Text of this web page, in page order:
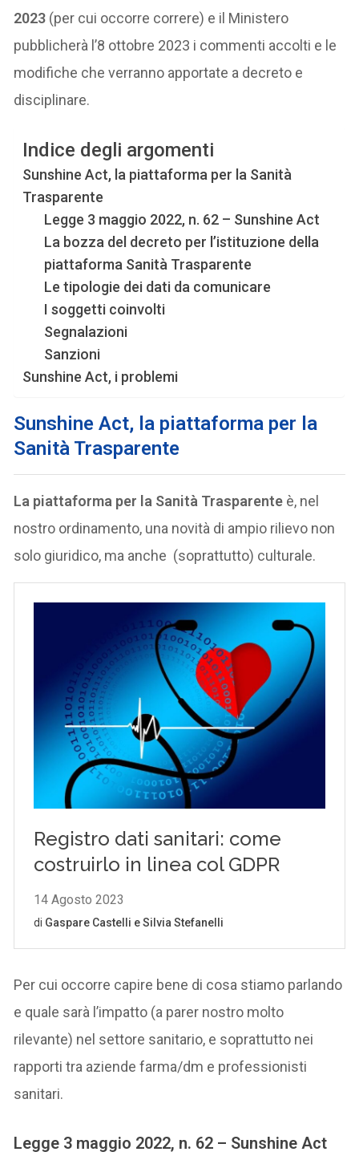
2023 (per cui occorre correre) e il Ministero
pubblicherà l’8 ottobre 2023 i commenti accolti e le
modifiche che verranno apportate a decreto e
disciplinare.
Indice degli argomenti
Sunshine Act, la piattaforma per la Sanità
Trasparente
Legge 3 maggio 2022, n. 62 – Sunshine Act
La bozza del decreto per l’istituzione della
piattaforma Sanità Trasparente
Le tipologie dei dati da comunicare
I soggetti coinvolti
Segnalazioni
Sanzioni
Sunshine Act, i problemi
Sunshine Act, la piattaforma per la
Sanità Trasparente
La piattaforma per la Sanità Trasparente è, nel
nostro ordinamento, una novità di ampio rilievo non
solo giuridico, ma anche (soprattutto) culturale.
Per cui occorre capire bene di cosa stiamo parlando
e quale sarà l’impatto (a parer nostro molto
rilevante) nel settore sanitario, e soprattutto nei
rapporti tra aziende farma/dm e professionisti
sanitari.
Legge 3 maggio 2022, n. 62 – Sunshine Act